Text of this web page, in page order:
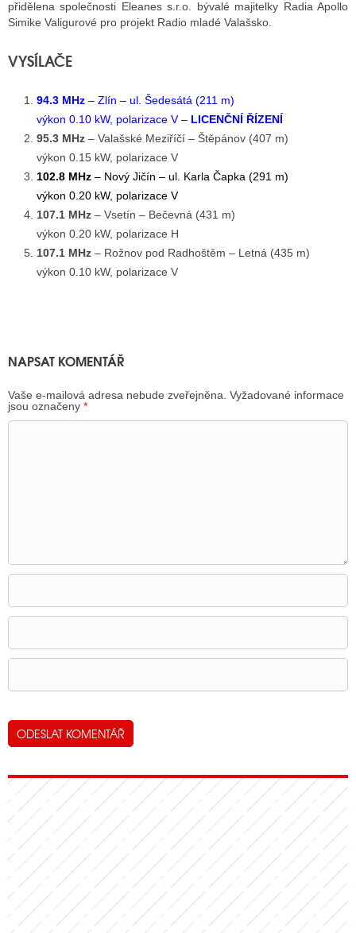
přidělena společnosti Eleanes s.r.o. bývalé majitelky Radia Apollo
Simike Valigurové pro projekt Radio mladé Valašsko.
VYSÍLAČE
94.3 MHz – Zlín – ul. Šedesátá (211 m)
výkon 0.10 kW, polarizace V – LICENČNÍ ŘÍZENÍ
95.3 MHz – Valašské Meziříčí – Štěpánov (407 m)
výkon 0.15 kW, polarizace V
102.8 MHz – Nový Jičín – ul. Karla Čapka (291 m)
výkon 0.20 kW, polarizace V
107.1 MHz – Vsetín – Bečevná (431 m)
výkon 0.20 kW, polarizace H
107.1 MHz – Rožnov pod Radhoštěm – Letná (435 m)
výkon 0.10 kW, polarizace V
NAPSAT KOMENTÁŘ
Vaše e-mailová adresa nebude zveřejněna. Vyžadované informace
jsou označeny *